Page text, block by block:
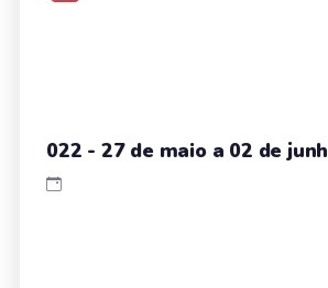
022 - 27 de maio a 02 de